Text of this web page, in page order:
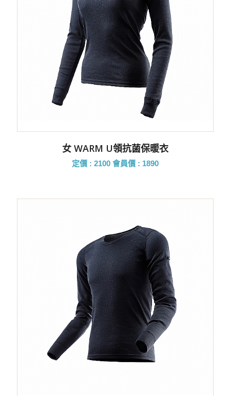
女 WARM U領抗菌保暖衣
定價 : 2100 會員價 : 1890